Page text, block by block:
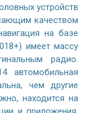
устройств
качеством
на базе
имеет массу
радио.
автомобильная
чем другие
находится на